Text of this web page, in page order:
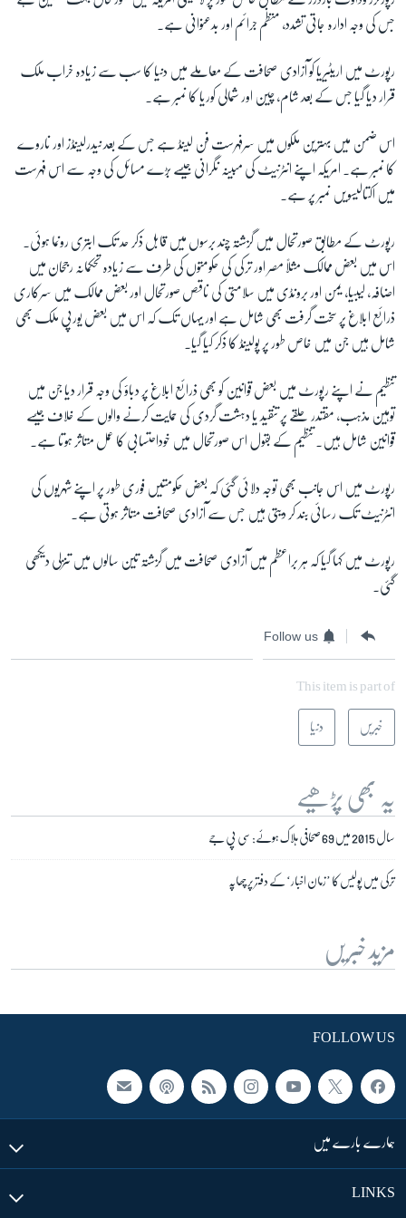
جس کی وجہ ادارہ جاتی تشدد، منظم جرائم اور بدعنوانی ہے۔
رپورٹ میں اریٹیریا کو آزادی صحافت کے معاملے میں دنیا کا سب سے زیادہ خراب ملک
قرار دیا گیا جس کے بعد شام، چین اور شمالی کوریا کا نمبر ہے۔
اس ضمن میں بہترین ملکوں میں سرفہرست فن لینڈ ہے جس کے بعد نیدرلینڈز اور ناروے
کا نمبر ہے۔ امریکہ اپنے انٹرنیٹ کی مبینہ نگرانی جیسے بڑے مسائل کی وجہ سے اس فہرست
میں اکتالیسویں نمبر پر ہے۔
رپورٹ کے مطابق صورتحال میں گزشتہ چند برسوں میں قابل ذکر حد تک ابتری رونما ہوئی۔
اس میں بعض ممالک مثلاً مصر اور ترکی کی حکومتوں کی طرف سے زیادہ تحکمانہ رجحان میں
اضافہ، لیبیا، یمن اور برونڈی میں سلامتی کی ناقص صورتحال اور بعض ممالک میں سرکاری
ذرائع ابلاغ پر سخت گرفت بھی شامل ہے اور یہاں تک کہ اس میں بعض یورپی ملک بھی
شامل ہیں جن میں خاص طور پر پولینڈ کا ذکر کیا گیا۔
تنظیم نے اپنے رپورٹ میں بعض قوانین کو بھی ذرائع ابلاغ پر دباؤ کی وجہ قرار دیا جن میں
توہین مذہب، مقتدر حلقے پر تنقید یا دہشت گردی کی حمایت کرنے والوں کے خلاف جیسے
قوانین شامل ہیں۔ تنظیم کے بقول اس صورتحال میں خوداحتسابی کا عمل متاثر ہوتا ہے۔
رپورٹ میں اس جانب بھی توجہ دلائی گئی کہ بعض حکومتیں فوری طور پر اپنے شہریوں کی
انٹرنیٹ تک رسائی بند کر دیتی ہیں جس سے آزادی صحافت متاثر ہوتی ہے۔
رپورٹ میں کہا گیا کہ ہر براعظم میں آزادی صحافت میں گزشتہ تین سالوں میں تنزلی دیکھی
گئی۔
Follow us
This item is part of
خبریں دنیا
یہ بھی پڑھیے
سال 2015 میں 69 صحافی ہلاک ہوئے: سی پی جے
ترکی میں پولیس کا ’زمان اخبار‘ کے دفتر پر چھاپہ
مزید خبریں
FOLLOW US
ہمارے بارے میں
LINKS